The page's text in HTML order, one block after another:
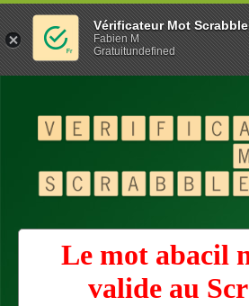
Le mot abacil
valide au
Vérificateur Mot Scrabble
Fabien M
Gratuitundefined